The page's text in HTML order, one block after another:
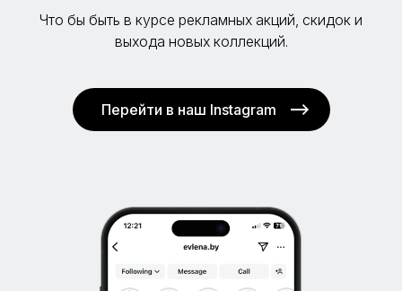
Что бы быть в курсе рекламных акций, скидок и
выхода новых коллекций.
Перейти в наш Instagram